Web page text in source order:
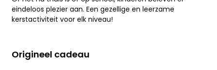
eindeloos plezier aan. Een gezellige en leerzame
kerstactiviteit voor elk niveau!
Origineel cadeau